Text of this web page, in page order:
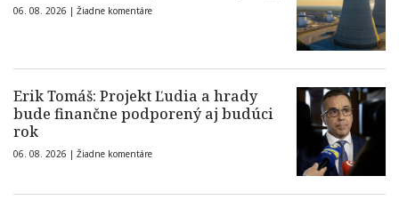
06. 08. 2026 | Žiadne komentáre
Erik Tomáš: Projekt Ľudia a hrady
bude finančne podporený aj budúci
rok
06. 08. 2026 | Žiadne komentáre